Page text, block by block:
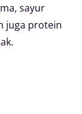
sayur
juga protein